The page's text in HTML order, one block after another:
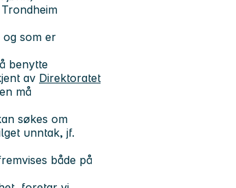
og som er
benytte
av Direktoratet
må
søkes om
unntak, jf.
både på